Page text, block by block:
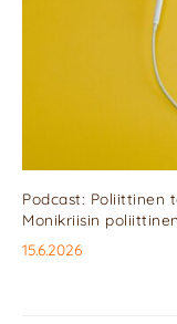
Podcast: Poliittinen
Monikriisin
15.6.2026